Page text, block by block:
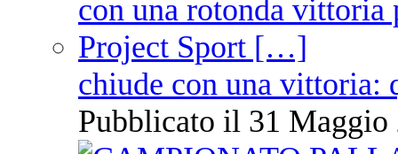
chiude con una vittoria:
Pubblicato il 31 Maggio